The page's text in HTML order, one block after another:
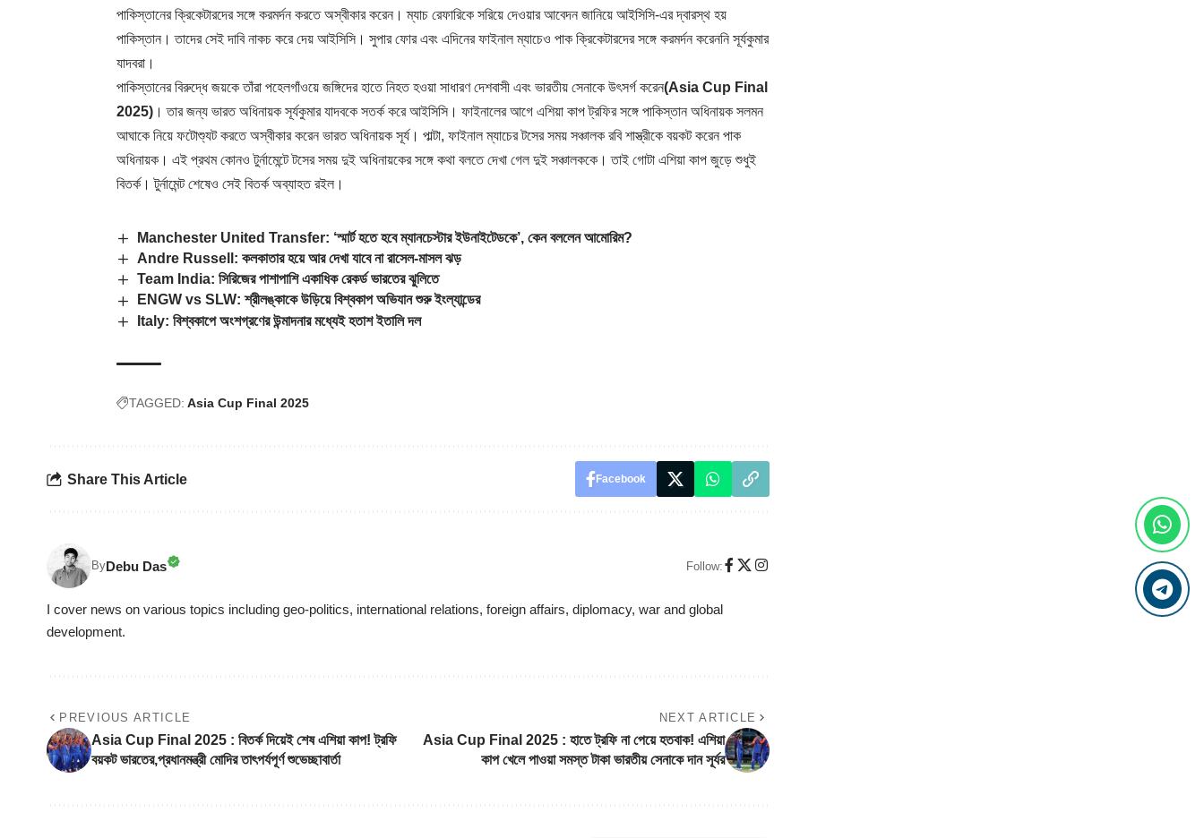
পাকিস্তানের ক্রিকেটারদের সঙ্গে করমর্দন করতে অস্বীকার করেন। ম্যাচ রেফারিকে সরিয়ে দেওয়ার আবেদন জানিয়ে আইসিসি-এর দ্বারস্থ হয়
পাকিস্তান। তাদের সেই দাবি নাকচ করে দেয় আইসিসি। সুপার ফোর এবং এদিনের ফাইনাল ম্যাচেও পাক ক্রিকেটারদের সঙ্গে করমর্দন করেননি সূর্যকুমার
যাদবরা।
পাকিস্তানের বিরুদ্ধে জয়কে তাঁরা পহেলগাঁওয়ে জঙ্গিদের হাতে নিহত হওয়া সাধারণ দেশবাসী এবং ভারতীয় সেনাকে উৎসর্গ করেন(Asia Cup Final
2025) । তার জন্য ভারত অধিনায়ক সূর্যকুমার যাদবকে সতর্ক করে আইসিসি। ফাইনালের আগে এশিয়া কাপ ট্রফির সঙ্গে পাকিস্তান অধিনায়ক সলমন
আঘাকে নিয়ে ফটোশ্যুট করতে অস্বীকার করেন ভারত অধিনায়ক সূর্য। পাল্টা, ফাইনাল ম্যাচের টসের সময় সঞ্চালক রবি শাস্ত্রীকে বয়কট করেন পাক
অধিনায়ক। এই প্রথম কোনও টুর্নামেন্টে টসের সময় দুই অধিনায়কের সঙ্গে কথা বলতে দেখা গেল দুই সঞ্চালককে। তাই গোটা এশিয়া কাপ জুড়ে শুধুই
বিতর্ক। টুর্নামেন্ট শেষেও সেই বিতর্ক অব্যাহত রইল।
Manchester United Transfer: ‘স্মার্ট হতে হবে ম্যানচেস্টার ইউনাইটেডকে’, কেন বললেন আমোরিম?
Andre Russell: কলকাতার হয়ে আর দেখা যাবে না রাসেল-মাসল ঝড়
Team India: সিরিজের পাশাপাশি একাধিক রেকর্ড ভারতের ঝুলিতে
ENGW vs SLW: শ্রীলঙ্কাকে উড়িয়ে বিশ্বকাপ অভিযান শুরু ইংল্যান্ডের
Italy: বিশ্বকাপে অংশগ্রণের উন্মাদনার মধ্যেই হতাশ ইতালি দল
TAGGED: Asia Cup Final 2025
Share This Article Facebook
ByDebu Das Follow:
I cover news on various topics including geo-politics, international relations, foreign affairs, diplomacy, war and global
development.
PREVIOUS ARTICLE
Asia Cup Final 2025 : বিতর্ক দিয়েই শেষ এশিয়া কাপ! ট্রফি
বয়কট ভারতের,প্রধানমন্ত্রী মোদির তাৎপর্যপূর্ণ শুভেচ্ছাবার্তা
NEXT ARTICLE
Asia Cup Final 2025 : হাতে ট্রফি না পেয়ে হতবাক! এশিয়া
কাপ খেলে পাওয়া সমস্ত টাকা ভারতীয় সেনাকে দান সূর্যর